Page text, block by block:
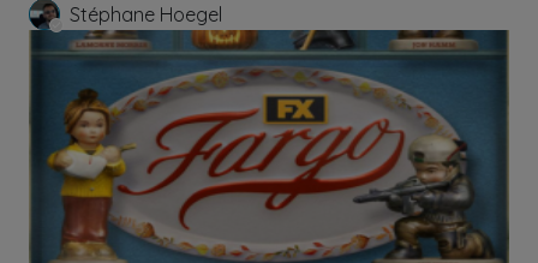
Stéphane Hoegel